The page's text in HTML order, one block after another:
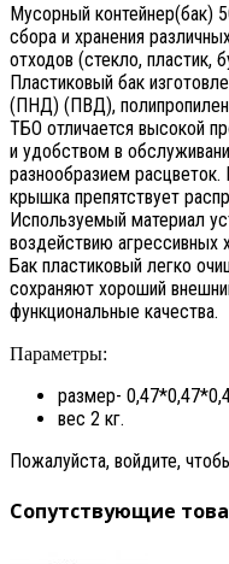
Мусорный контейнер(бак)
сбора и хранения
отходов (стекло, пластик,
Пластиковый бак
(ПНД) (ПВД),
ТБО отличается высокой
и удобством в
разнообразием
крышка препятствует
Используемый материал
воздействию агрессивных
Бак пластиковый легко
сохраняют хороший
функциональные качества.
Параметры:
размер-
вес 2 кг.
Пожалуйста, войдите,
Сопутствующие